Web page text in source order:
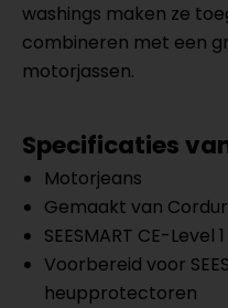
washings maken ze
combineren met een
motorjassen.
Specificaties van
Motorjeans
Gemaakt van
SEESMART CE-
Voorbereid voor
heupprotectoren